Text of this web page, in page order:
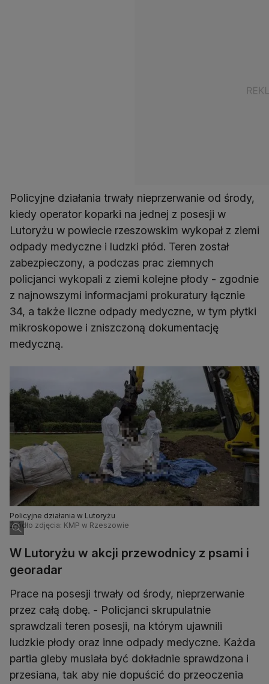
Policyjne działania trwały nieprzerwanie od środy,
kiedy operator koparki na jednej z posesji w
Lutoryżu w powiecie rzeszowskim wykopał z ziemi
odpady medyczne i ludzki płód. Teren został
zabezpieczony, a podczas prac ziemnych
policjanci wykopali z ziemi kolejne płody - zgodnie
z najnowszymi informacjami prokuratury łącznie
34, a także liczne odpady medyczne, w tym płytki
mikroskopowe i zniszczoną dokumentację
medyczną.
Policyjne działania w Lutoryżu
Źródło zdjęcia: KMP w Rzeszowie
W Lutoryżu w akcji przewodnicy z psami i
georadar
Prace na posesji trwały od środy, nieprzerwanie
przez całą dobę. - Policjanci skrupulatnie
sprawdzali teren posesji, na którym ujawnili
ludzkie płody oraz inne odpady medyczne. Każda
partia gleby musiała być dokładnie sprawdzona i
przesiana, tak aby nie dopuścić do przeoczenia